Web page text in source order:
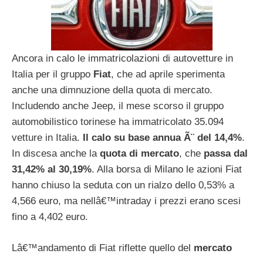
Ancora in calo le immatricolazioni di autovetture in
Italia per il gruppo Fiat, che ad aprile sperimenta
anche una dimnuzione della quota di mercato.
Includendo anche Jeep, il mese scorso il gruppo
automobilistico torinese ha immatricolato 35.094
vetture in Italia.
Il calo su base annua Ã¨ del 14,4%.
In discesa anche la quota di mercato, che passa dal
31,42% al 30,19%. Alla borsa di Milano le azioni Fiat
hanno chiuso la seduta con un rialzo dello 0,53% a
4,566 euro, ma nellâ€™intraday i prezzi erano scesi
fino a 4,402 euro.
Lâ€™andamento di Fiat riflette quello del mercato